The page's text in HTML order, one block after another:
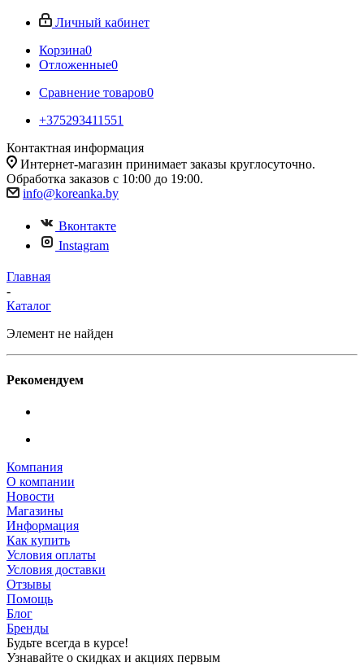
Личный кабинет
Корзина0
Отложенные0
Сравнение товаров0
+375293411551
Контактная информация
Интернет-магазин принимает заказы круглосуточно.
Обработка заказов с 10:00 до 19:00.
info@koreanka.by
Вконтакте
Instagram
Главная
-
Каталог
Элемент не найден
Рекомендуем
Компания
О компании
Новости
Магазины
Информация
Как купить
Условия оплаты
Условия доставки
Отзывы
Помощь
Блог
Бренды
Будьте всегда в курсе!
Узнавайте о скидках и акциях первым